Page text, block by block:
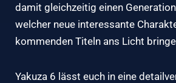
damit gleichzeitig einen
welcher neue interessante
kommenden Titeln ans Licht
Yakuza 6 lässt euch in eine